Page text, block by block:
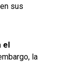
sus
la